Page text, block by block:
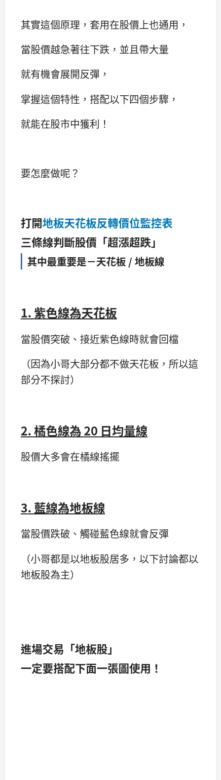
其實這個原理，套用在股價上也通用，
當股價越急著往下跌，並且帶大量
就有機會展開反彈，
掌握這個特性，搭配以下四個步驟，
就能在股市中獲利！
要怎麼做呢？
打開地板天花板反轉價位監控表
三條線判斷股價「超漲超跌」
其中最重要是－天花板 / 地板線
1. 紫色線為天花板
當股價突破、接近紫色線時就會回檔
（因為小哥大部分都不做天花板，所以這
部分不探討）
2. 橘色線為 20 日均量線
股價大多會在橘線搖擺
3. 藍線為地板線
當股價跌破、觸碰藍色線就會反彈
（小哥都是以地板股居多，以下討論都以
地板股為主）
進場交易「地板股」
一定要搭配下面一張圖使用！